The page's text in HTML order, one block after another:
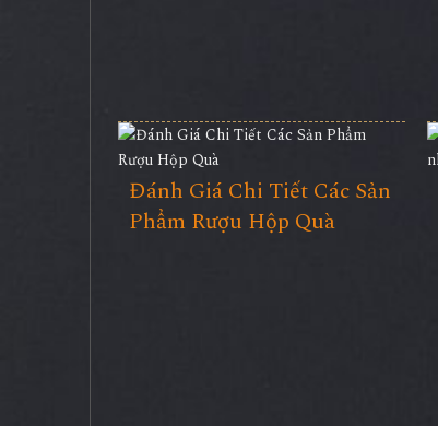
Đánh Giá Chi Tiết Các Sản
Phẩm Rượu Hộp Quà